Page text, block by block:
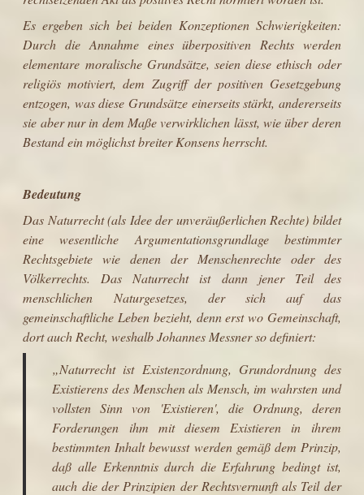
Es ergeben sich bei beiden Konzeptionen Schwierigkeiten:
Durch die Annahme eines überpositiven Rechts werden
elementare moralische Grundsätze, seien dieseethisch oder
religiös motiviert, dem Zugriff der positiven Gesetzgebung
entzogen, was diese Grundsätze einerseits stärkt, andererseits
sie aber nur in dem Maße verwirklichen lässt, wie über deren
Bestand ein möglichst breiterKonsensherrscht.
Bedeutung
Das Naturrecht (als Idee der unveräußerlichen Rechte) bildet
eine wesentliche Argumentationsgrundlage bestimmter
Rechtsgebiete wie denen der Menschenrechteoder des
Völkerrechts. Das Naturrecht ist dann jener Teil des
menschlichen Naturgesetzes, der sich auf das
gemeinschaftliche Leben bezieht, denn erst wo Gemeinschaft,
dort auch Recht, weshalb Johannes Messner so definiert:
„Naturrecht ist Existenzordnung, Grundordnung des
Existierens des Menschen als Mensch, im wahrsten und
vollsten Sinn von 'Existieren', die Ordnung, deren
Forderungen ihm mit diesem Existieren in ihrem
bestimmten Inhalt bewusst werden gemäß dem Prinzip,
daß alle Erkenntnis durch die Erfahrung bedingt ist,
auch die der Prinzipien der Rechtsvernunft als Teil der